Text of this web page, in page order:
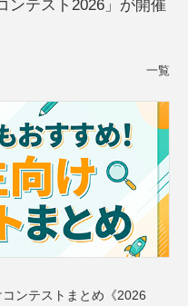
ンテスト2026」が開催
一覧
ンテストまとめ《2026